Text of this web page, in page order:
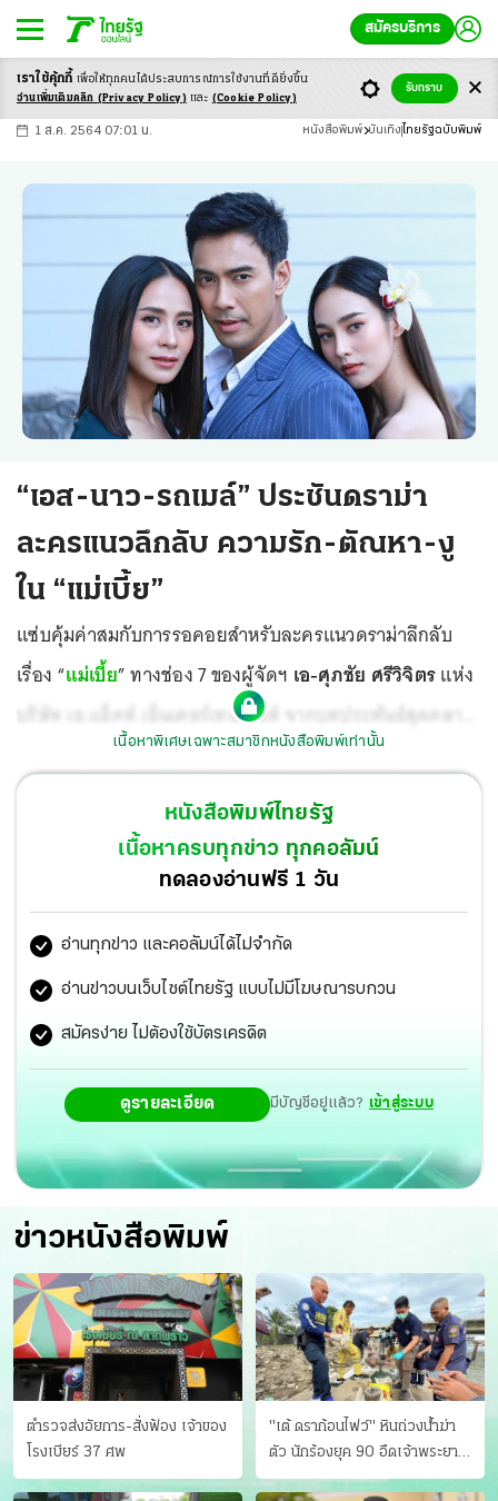
สมัครบริการ
-ก ก ก+
1 ส.ค. 2564 07:01 น. หนังสือพิมพ์ บันเทิง ไทยรัฐฉบับพิมพ์
“เอส-นาว-รถเมล์” ประชันดราม่า
ละครแนวลึกลับ ความรัก-ตัณหา-งู
ใน “แม่เบี้ย”
แซ่บคุ้มค่าสมกับการรอคอยสำหรับละครแนวดราม่าลึกลับ
เรื่อง “แม่เบี้ย” ทางช่อง 7 ของผู้จัดฯ เอ-ศุภชัย ศรีวิจิตรแห่ง
บริษัท เอ.แอ็คท์ เอ็นเตอร์เทนเม้นท์ จากบทประพันธ์สุดคลาส
วานิช จรุงกิจอนันต์กำกับโดยผิน เกรียงไกรสกุล
เนื้อหาพิเศษเฉพาะสมาชิกหนังสือพิมพ์เท่านั้น
หนังสือพิมพ์ไทยรัฐ
เนื้อหาครบทุกข่าว ทุกคอลัมน์
ทดลองอ่านฟรี 1 วัน
อ่านทุกข่าว และคอลัมน์ได้ไม่จำกัด
อ่านข่าวบนเว็บไซต์ไทยรัฐ แบบไม่มีโฆษณารบกวน
สมัครง่าย ไม่ต้องใช้บัตรเครดิต
ดูรายละเอียด มีบัญชีอยู่แล้ว? เข้าสู่ระบบ
ข่าวหนังสือพิมพ์
ตำรวจส่งอัยการ-สั่งฟ้อง เจ้าของ
โรงเบียร์ 37 ศพ
"เต้ ดราก้อนไฟว์" หินถ่วงน้ำฆ่า
ตัว นักร้องยุค 90 อืดเจ้าพระยา
แฟนหาตัววุ่น เครียดธุรกิจ!
เราใช้คุ้กกี้ เพื่อให้ทุกคนได้ประสบการณ์การใช้งานที่ดียิ่งขึ้น
อ่านเพิ่มเติมคลิก (Privacy Policy) และ (Cookie Policy)
รับทราบ